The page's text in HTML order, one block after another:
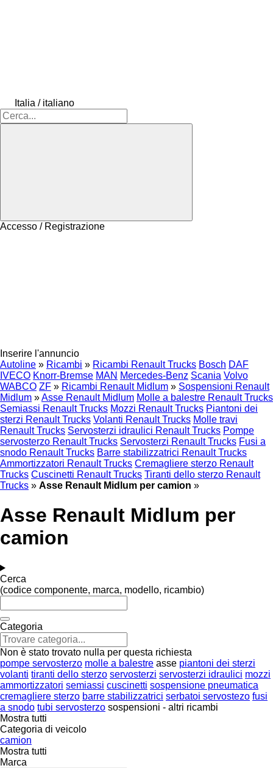
Italia / italiano
Accesso / Registrazione
Inserire l'annuncio
Autoline » Ricambi » Ricambi Renault Trucks Bosch DAF
IVECO Knorr-Bremse MAN Mercedes-Benz Scania Volvo
WABCO ZF » Ricambi Renault Midlum » Sospensioni Renault
Midlum »Asse Renault Midlum Molle a balestre Renault Trucks
Semiassi Renault Trucks Mozzi Renault Trucks Piantoni dei
sterzi Renault Trucks Volanti Renault Trucks Molle travi
Renault Trucks Servosterzi idraulici Renault Trucks Pompe
servosterzo Renault Trucks Servosterzi Renault Trucks Fusi a
snodo Renault Trucks Barre stabilizzatrici Renault Trucks
Ammortizzatori Renault Trucks Cremagliere sterzo Renault
Trucks Cuscinetti Renault Trucks Tiranti dello sterzo Renault
Trucks » Asse Renault Midlum per camion »
Asse Renault Midlum per
camion
Cerca
(codice componente, marca, modello, ricambio)
Categoria
Non è stato trovato nulla per questa richiesta
pompe servosterzo molle a balestre asse piantoni dei sterzi
volanti tiranti dello sterzo servosterzi servosterzi idraulici mozzi
ammortizzatori semiassi cuscinetti sospensione pneumatica
cremagliere sterzo barre stabilizzatrici serbatoi servostezo fusi
a snodo tubi servosterzo sospensioni - altri ricambi
Mostra tutti
Categoria di veicolo
camion
Mostra tutti
Marca